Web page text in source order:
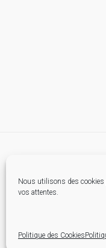
Nous utilisons des cookies
vos attentes.
Politique des Cookies